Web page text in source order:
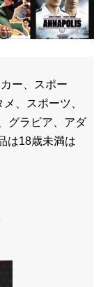
ー、スポー
、スポーツ、
グラビア、アダ
は18歳未満は